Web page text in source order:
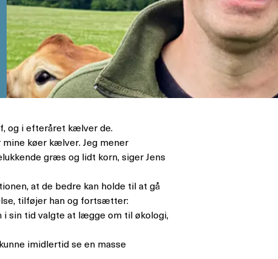
og i efteråret kælver de.
køer kælver. Jeg mener
græs og lidt korn, siger Jens
at de bedre kan holde til at gå
tilføjer han og fortsætter:
i sin tid valgte at lægge om til økologi,
imidlertid se en masse